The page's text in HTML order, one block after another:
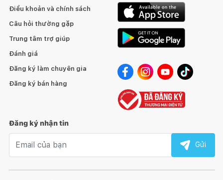
Điều khoản và chính sách
Câu hỏi thường gặp
Trung tâm trợ giúp
Đánh giá
Đăng ký làm chuyên gia
Đăng ký bán hàng
Đăng ký nhận tin
Gửi